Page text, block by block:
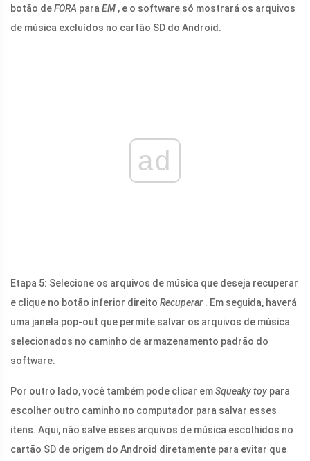
botão deFORA para EM , e o software só mostrará os arquivos
de música excluídos no cartão SD do Android.
ad
Etapa 5: Selecione os arquivos de música que deseja recuperar
e clique no botão inferior direito Recuperar . Em seguida, haverá
uma janela pop-out que permite salvar os arquivos de música
selecionados no caminho de armazenamento padrão do
software.
Por outro lado, você também pode clicar emSqueaky toy para
escolher outro caminho no computador para salvar esses
itens. Aqui, não salve esses arquivos de música escolhidos no
cartão SD de origem do Android diretamente para evitar que